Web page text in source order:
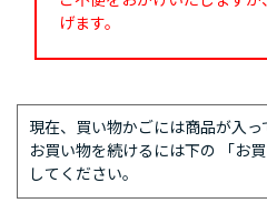
げます。
現在、買い物かごには商品が入っ
お買い物を続けるには下の 「お
してください。